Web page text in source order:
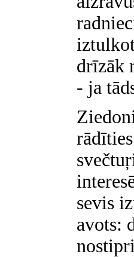
drīzāk
- ja
sevis
avots: